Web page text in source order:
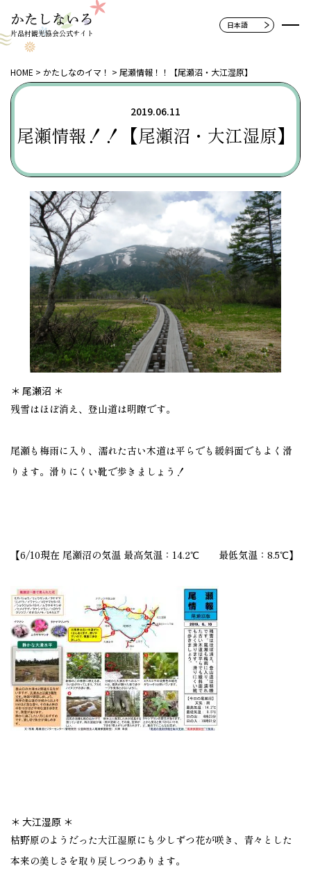
片品村観光協会公式サイト
HOME かたしなのイマ！ 尾瀬情報！！【尾瀬沼・大江湿原】
2019.06.11
尾瀬情報！！【尾瀬沼・大江湿原】
＊ 尾瀬沼 ＊
残雪はほぼ消え、登山道は明瞭です。
尾瀬も梅雨に入り、濡れた古い木道は平らでも緩斜面でもよく滑
ります。滑りにくい靴で歩きましょう！
【6/10現在 尾瀬沼の気温 最高気温：14.2℃ 最低気温：8.5℃】
＊ 大江湿原 ＊
枯野原のようだった大江湿原にも少しずつ花が咲き、青々とした
本来の美しさを取り戻しつつあります。